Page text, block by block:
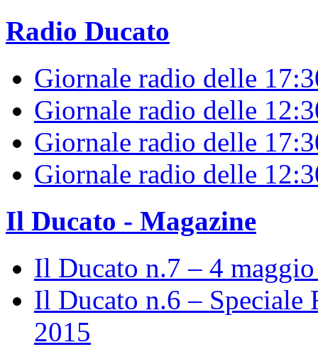
Radio Ducato
Giornale radio delle
Giornale radio delle
Giornale radio delle
Giornale radio delle
Il Ducato - Magazine
Il Ducato n.7 – 4
Il Ducato n.6 – Speciale
2015